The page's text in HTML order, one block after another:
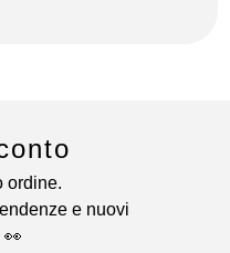
ordine.
e nuovi
👀